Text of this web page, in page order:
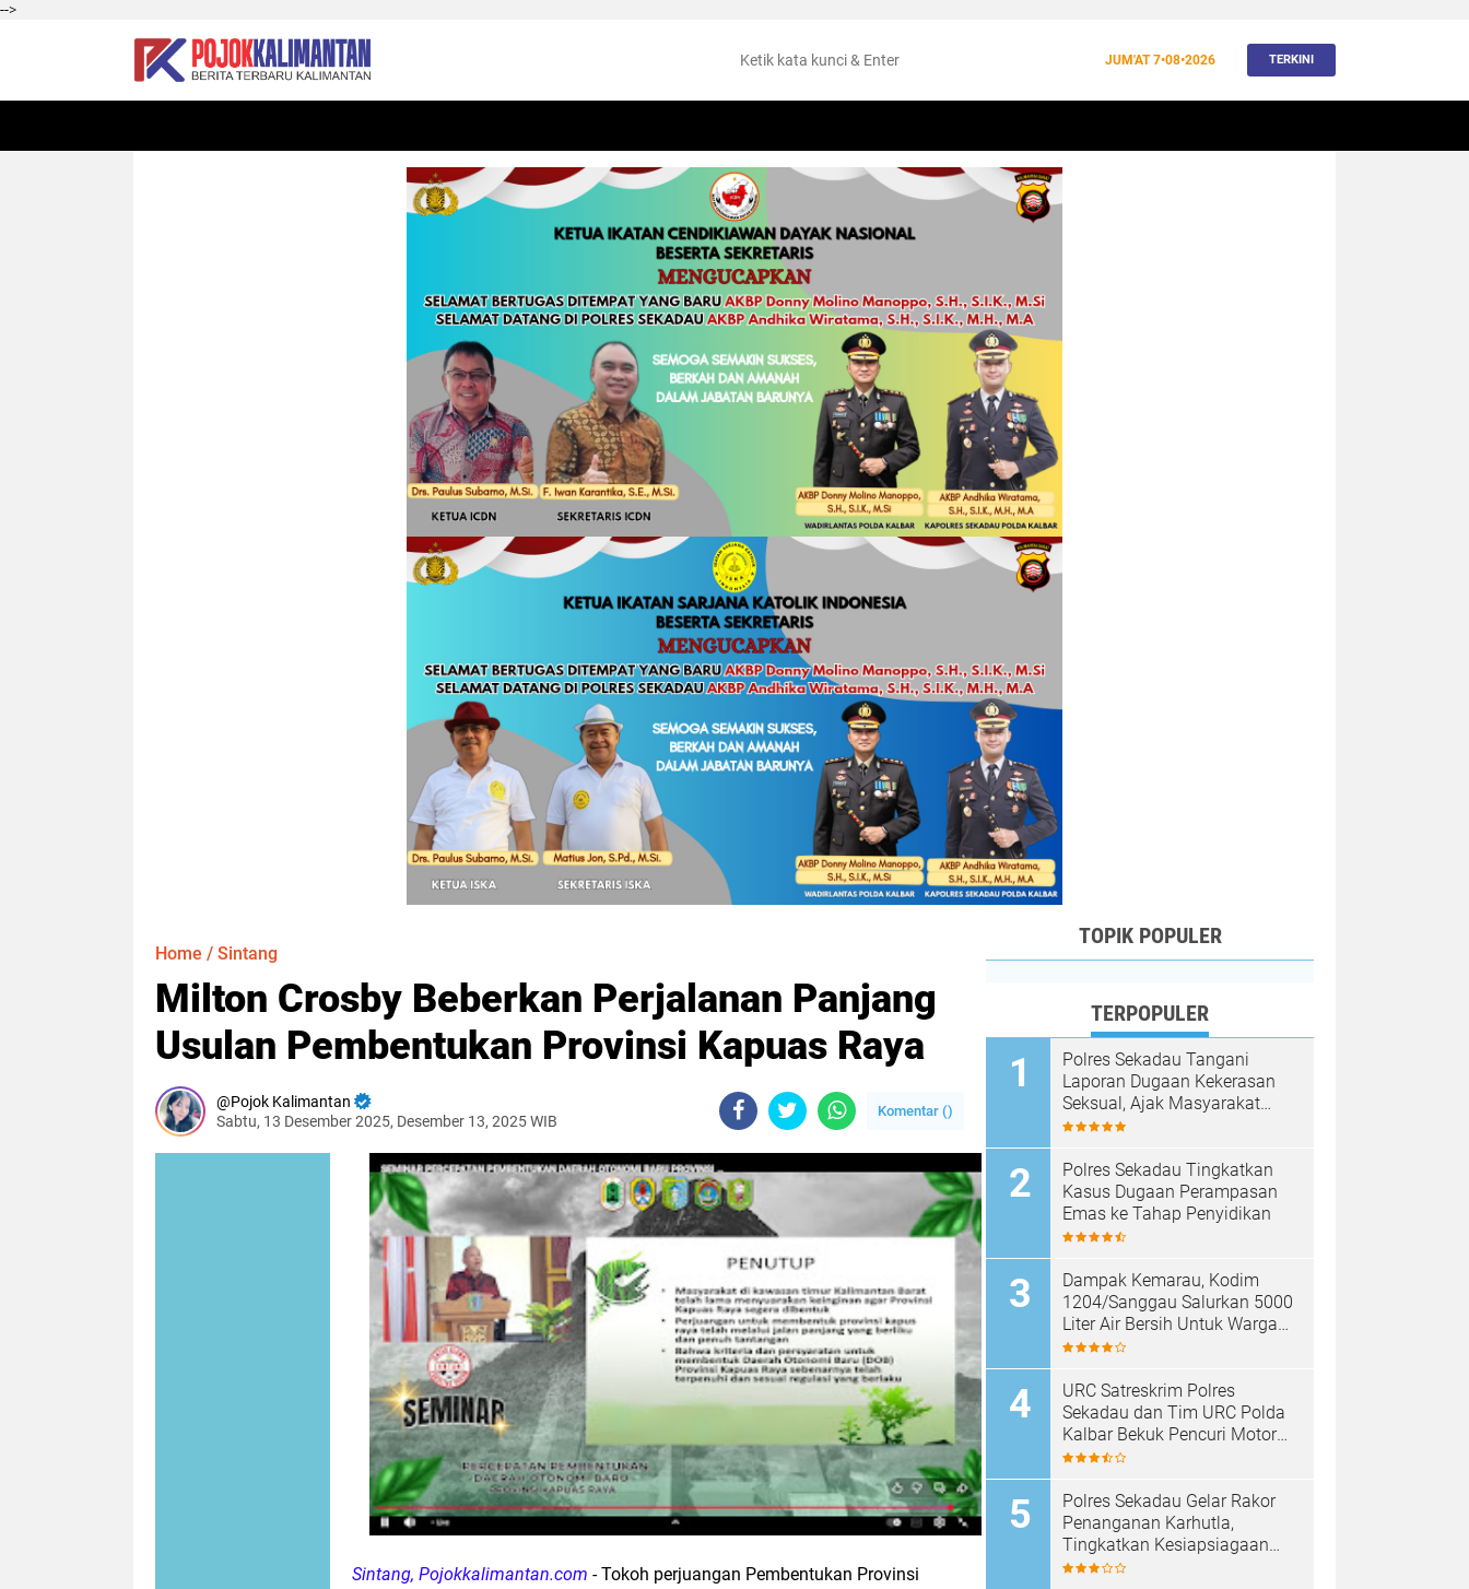
-->
JUM'AT7•08•2026 TERKINI
Home / Sintang
Milton Crosby Beberkan Perjalanan Panjang
Usulan Pembentukan Provinsi Kapuas Raya
Pojok Kalimantan
Sabtu, 13 Desember 2025, Desember 13, 2025 WIB
Komentar ()
Sintang, Pojokkalimantan.com - Tokoh perjuangan Pembentukan Provinsi
TOPIK POPULER
TERPOPULER
Polres Sekadau Tangani
Laporan Dugaan Kekerasan
Seksual, Ajak Masyarakat
Jaga Ruang Digital
Polres Sekadau Tingkatkan
Kasus Dugaan Perampasan
Emas ke Tahap Penyidikan
Dampak Kemarau, Kodim
1204/Sanggau Salurkan 5000
Liter Air Bersih Untuk Warga
Desa Entakai
URC Satreskrim Polres
Sekadau dan Tim URC Polda
Kalbar Bekuk Pencuri Motor
KLX, Satu Pelaku Masih
Polres Sekadau Gelar Rakor
Penanganan Karhutla,
Tingkatkan Kesiapsiagaan
Jajaran